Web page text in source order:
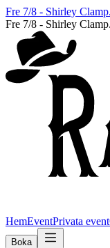
Fre 7/8 - Shirley
Fre 7/8 - Shirley
HemEventPrivata event
Boka